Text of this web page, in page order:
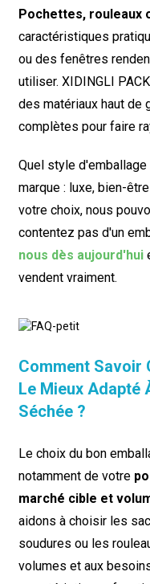
Pochettes, rouleaux
caractéristiques
ou des fenêtres
utiliser. XIDINGLI
des matériaux haut de
complètes pour faire
Quel style
marque : luxe, bien-
votre choix, nous
contentez pas d'un
nous dès aujourd'hui
vendent vraiment.
Comment Savoir
Le Mieux Adapté
Séchée ?
Le choix du bon
notamment de votre
marché cible et
aidons à choisir les
soudures ou les
volumes et aux